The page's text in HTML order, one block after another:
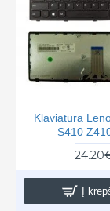
Klaviatūra
S410
Į